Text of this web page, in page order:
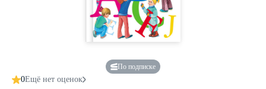
По подписке
0Ещё нет оценок